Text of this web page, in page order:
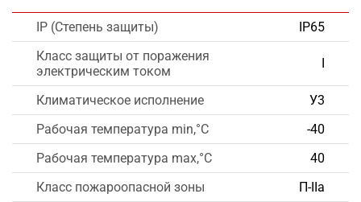
IP (Степень защиты)
IP65
Класс защиты от поражения
электрическим током
Климатическое исполнение
У3
Рабочая температура min,°C
-40
Рабочая температура max,°C
40
Класс пожароопасной зоны
П-IIа